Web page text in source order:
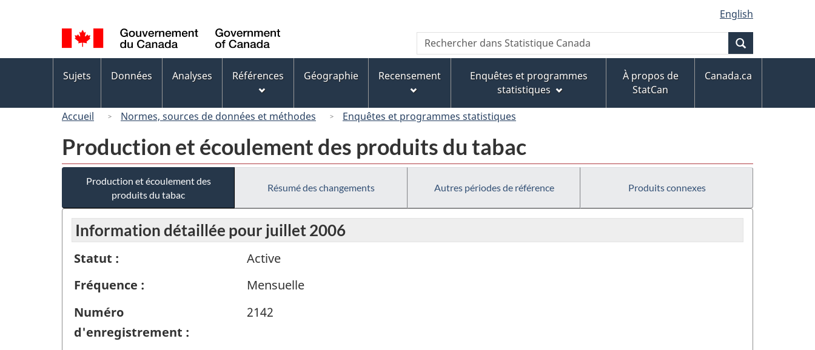
au
contenu
principal
« À
propos
de
ce
version
HTML
simplifiée
de
la
langue
English
Canada
Recherche
Rechercher
dans
Canada
des
Sujets Données Analyses Références Géographie Recensement
Enquêtes et programmes
statistiques
À propos de
StatCan
Canada.ca
Accueil Normes, sources de données et méthodes Enquêtes et programmes statistiques
Production et écoulement des produits du tabac
Production et écoulement des
produits du tabac
Résumé des changements Autres périodes de référence Produits connexes
Information détaillée pour juillet 2006
Statut :
Active
Fréquence :
Mensuelle
Numéro
d'enregistrement :
2142